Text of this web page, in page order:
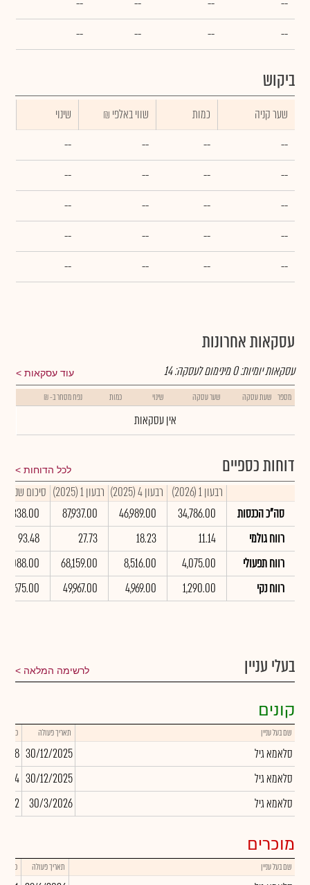
--
--
--
--
--
--
--
--
ביקוש
שער קניה כמות ₪ שווי באלפי
שינוי
--
--
--
--
--
--
--
--
--
--
--
--
--
--
--
--
--
--
--
--
עסקאות אחרונות
עוד עסקאות עסקאות יומיות:0מינימום לעסקה:14
מספר שעת עסקה שער עסקה שינוי כמות נפח מסחר ב- ₪
אין עסקאות
דוחות כספיים לכל הדוחות
רבעון 1 (2026) רבעון 4 (2025) רבעון 1 (2025)
סיכום שנתי 2025
סה"כ הכנסות
34,786.00
46,989.00
87,937.00
רווח גולמי
11.14
18.23
27.73
93.48
רווח תפעולי
4,075.00
8,516.00
68,159.00
רווח נקי
1,290.00
4,969.00
49,967.00
74,675.00
בעלי עניין לרשימה המלאה
קונים
שם בעל עניין תאריך פעולה כמות
סלאמא גיל 30/12/2025
סלאמא גיל
30/12/2025
6,134
סלאמא גיל
30/3/2026
מוכרים
שם בעל עניין תאריך פעולה כמות